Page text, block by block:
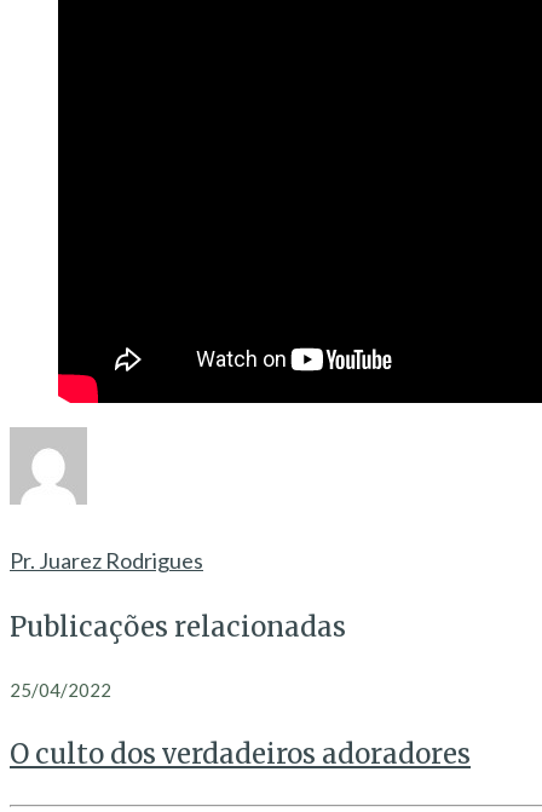
Pr. Juarez Rodrigues
Publicações relacionadas
25/04/2022
O culto dos verdadeiros adoradores